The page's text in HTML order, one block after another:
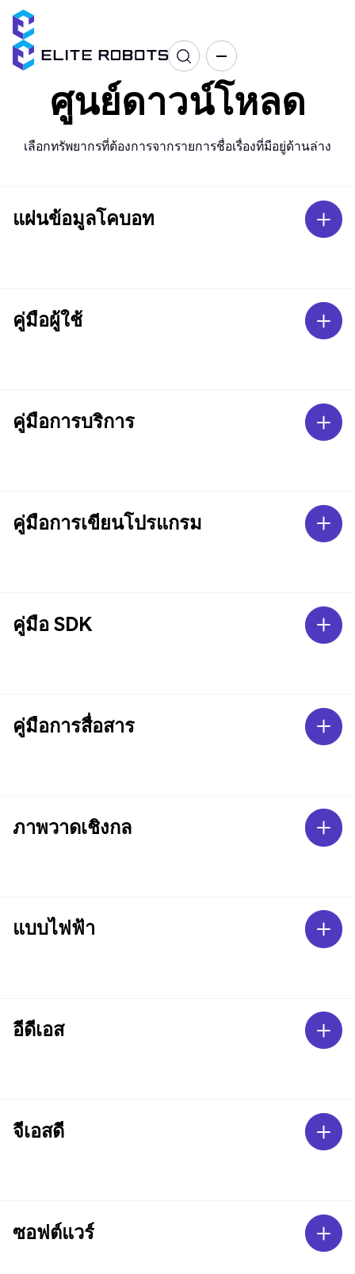
ศูนย์ดาวน์โหลด
เลือกทรัพยากรที่ต้องการจากรายการชื่อเรื่องที่มีอยู่ด้านล่าง
แผ่นข้อมูลโคบอท
คู่มือผู้ใช้
คู่มือการบริการ
คู่มือการเขียนโปรแกรม
คู่มือ SDK
คู่มือการสื่อสาร
ภาพวาดเชิงกล
แบบไฟฟ้า
อีดีเอส
จีเอสดี
ซอฟต์แวร์